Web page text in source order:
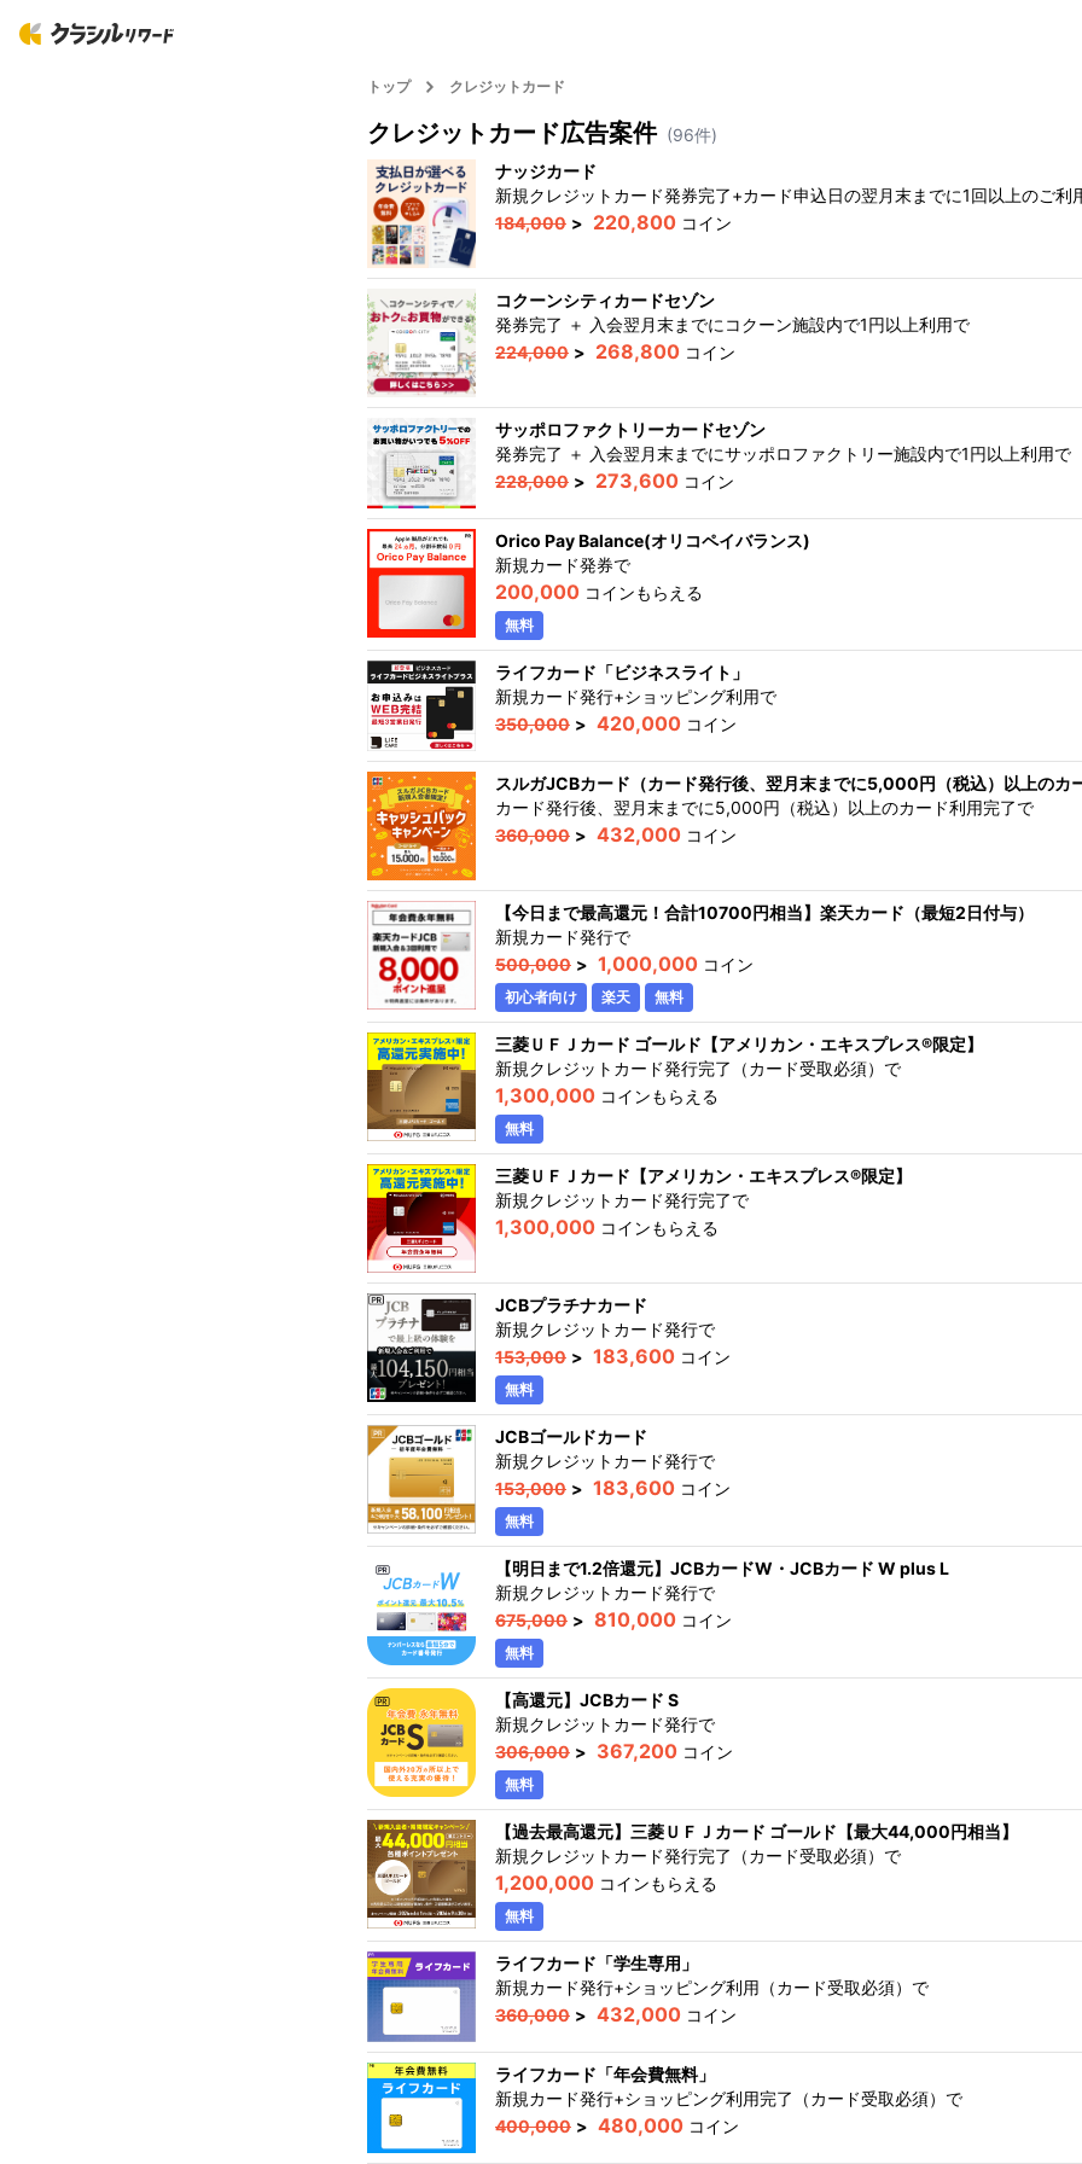
トップ クレジットカード
クレジットカード広告案件 (96件)
ナッジカード
新規クレジットカード発券完了+カード申込日の翌月末までに1回以上のご利
184,000 > 220,800 コイン
コクーンシティカードセゾン
発券完了 ＋ 入会翌月末までにコクーン施設内で1円以上利用で
224,000 > 268,800 コイン
サッポロファクトリーカードセゾン
発券完了 ＋ 入会翌月末までにサッポロファクトリー施設内で1円以上利用で
228,000 > 273,600 コイン
Orico Pay Balance(オリコペイバランス)
新規カード発券で
200,000 コインもらえる
無料
ライフカード「ビジネスライト」
新規カード発行+ショッピング利用で
350,000 > 420,000 コイン
スルガJCBカード（カード発行後、翌月末までに5,000円（税込）以上のカ
カード発行後、翌月末までに5,000円（税込）以上のカード利用完了で
360,000 > 432,000 コイン
【今日まで最高還元！合計10700円相当】楽天カード（最短2日付与）
新規カード発行で
500,000 > 1,000,000 コイン
初心者向け 楽天 無料
三菱ＵＦＪカード ゴールド【アメリカン・エキスプレス®限定】
新規クレジットカード発行完了（カード受取必須） で
1,300,000 コインもらえる
無料
三菱ＵＦＪカード【アメリカン・エキスプレス®限定】
新規クレジットカード発行完了で
1,300,000 コインもらえる
JCBプラチナカード
新規クレジットカード発行で
153,000 > 183,600 コイン
無料
JCBゴールドカード
新規クレジットカード発行で
153,000 > 183,600 コイン
無料
【明日まで1.2倍還元】JCBカードW・JCBカード W plus L
新規クレジットカード発行で
675,000 > 810,000 コイン
無料
【高還元】JCBカード S
新規クレジットカード発行で
306,000 > 367,200 コイン
無料
【過去最高還元】三菱ＵＦＪカード ゴールド【最大44,000円相当】
新規クレジットカード発行完了（カード受取必須） で
1,200,000 コインもらえる
無料
ライフカード「学生専用」
新規カード発行+ショッピング利用（カード受取必須） で
360,000 > 432,000 コイン
ライフカード「年会費無料」
新規カード発行+ショッピング利用完了（カード受取必須） で
400,000 > 480,000 コイン